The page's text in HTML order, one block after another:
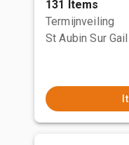
131 Items
Termijnveiling
St Aubin Sur